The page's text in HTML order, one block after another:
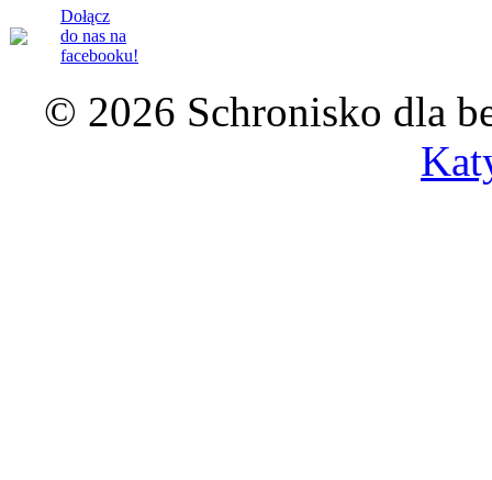
Dołącz
do nas na
facebooku!
© 2026 Schronisko dla